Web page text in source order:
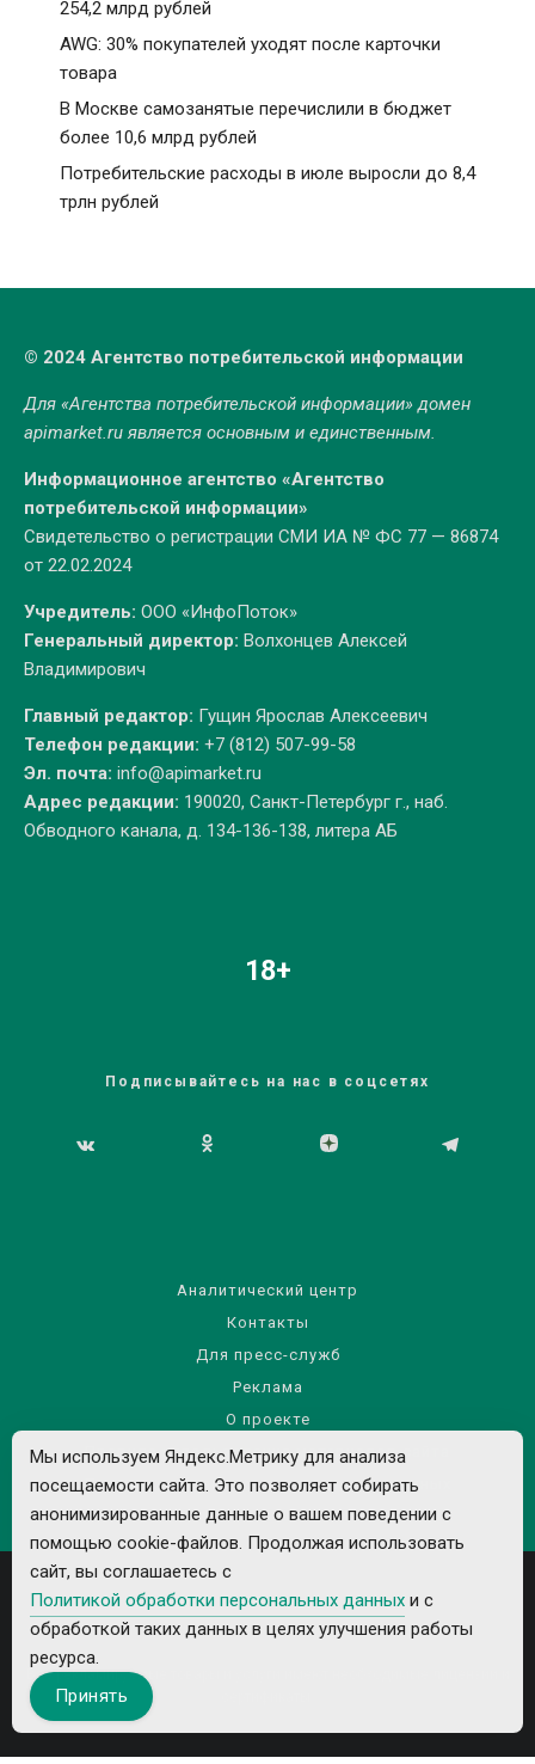
254,2 млрд рублей
AWG: 30% покупателей уходят после карточки
товара
В Москве самозанятые перечислили в бюджет
более 10,6 млрд рублей
Потребительские расходы в июле выросли до 8,4
трлн рублей
© 2024 Агентство потребительской информации
Для «Агентства потребительской информации» домен
apimarket.ruявляется основным и единственным.
Информационное агентство «Агентство
потребительской информации»
Свидетельство о регистрации СМИ ИА № ФС 77 — 86874
от 22.02.2024
Учредитель: ООО «ИнфоПоток»
Генеральный директор: Волхонцев Алексей
Владимирович
Главный редактор: Гущин Ярослав Алексеевич
Телефон редакции: +7 (812) 507-99-58
Эл. почта: info@apimarket.ru
Адрес редакции: 190020, Санкт-Петербург г., наб.
Обводного канала, д. 134-136-138, литера АБ
18+
Подписывайтесь на нас в соцсетях
Аналитический центр
Контакты
Для пресс-служб
Реклама
О проекте
Правила использования материалов сайта
Политика обработки персональных данных
Все рекламируемые товары и услуги имеют необходимые лицензии и
Мы используем Яндекс.Метрику для анализа
посещаемости сайта. Это позволяет собирать
анонимизированные данные о вашем поведении с
помощью cookie-файлов. Продолжая использовать
сайт, вы соглашаетесь с
Политикой обработки персональных данных и с
обработкой таких данных в целях улучшения работы
ресурса.
Принять